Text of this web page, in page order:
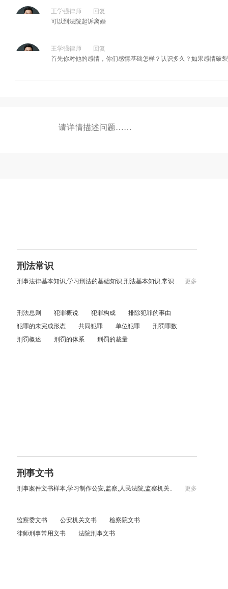
王学强律师
回复
可以到法院起诉离婚
王学强律师
回复
首先你对他的感情，你们感情基础怎样？认识多久？如果感情破
刑法常识
更多
刑事法律基本知识,学习刑法的基础知识,刑法基本知识,常识..
刑法总则 犯罪概说 犯罪构成
排除犯罪的事由
犯罪的未完成形态
共同犯罪 单位犯罪
刑罚罪数
刑罚概述
刑罚的体系 刑罚的裁量
刑事文书
更多
刑事案件文书样本,学习制作公安,监察,人民法院,监察机关..
监察委文书 公安机关文书
检察院文书
律师刑事常用文书
法院刑事文书